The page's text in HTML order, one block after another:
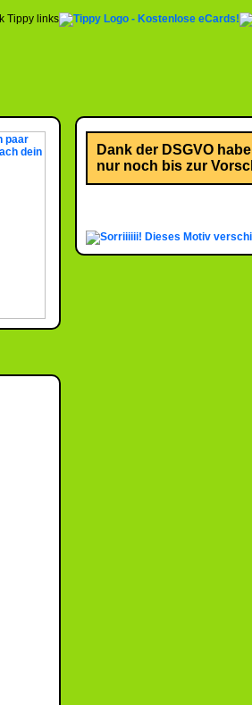
Dank der DSGVO
nur noch bis zur
Dieses Motiv